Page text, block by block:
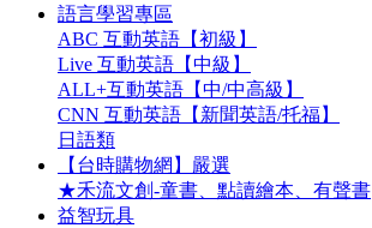
語言學習專區
ABC 互動英語【初級】
Live 互動英語【中級】
ALL+互動英語【中/中高級】
CNN 互動英語【新聞英語/托福】
日語類
【台時購物網】嚴選
★禾流文創-童書、點讀繪本、有聲書
益智玩具